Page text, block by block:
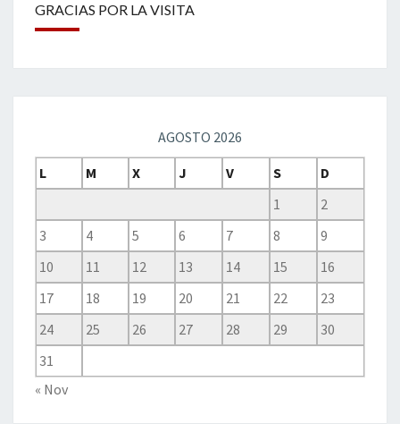
GRACIAS POR LA VISITA
AGOSTO 2026
L
M X J V S
D
1
2
3
4 5 6 7 8
9
10
11 12 13 14 15
16
17
18 19 20 21 22
23
24
25 26 27 28 29
30
31
« Nov